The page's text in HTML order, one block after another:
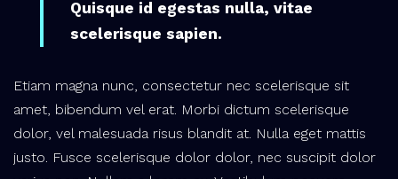
Quisque id egestas nulla, vitae
scelerisque sapien.
Etiam magna nunc, consectetur nec scelerisque sit
amet, bibendum vel erat. Morbi dictum scelerisque
dolor, vel malesuada risus blandit at. Nulla eget mattis
justo. Fusce scelerisque dolor dolor, nec suscipit dolor